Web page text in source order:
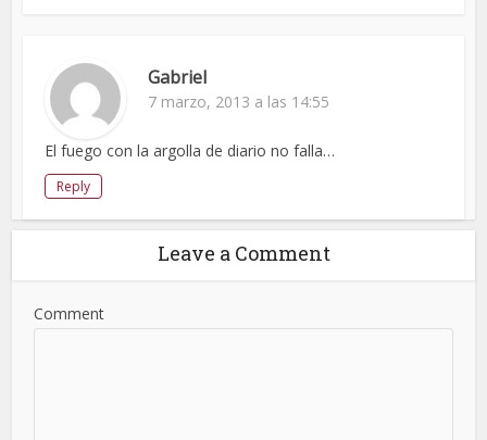
Gabriel
7 marzo, 2013 a las 14:55
El fuego con la argolla de diario no falla…
Reply
Leave a Comment
Comment